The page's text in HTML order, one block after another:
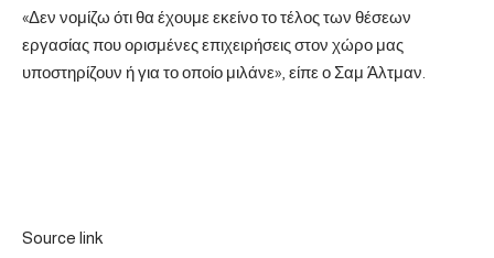
«Δεν νομίζω ότι θα έχουμε εκείνο το τέλος των θέσεων
εργασίας που ορισμένες επιχειρήσεις στον χώρο μας
υποστηρίζουν ή για το οποίο μιλάνε», είπε ο Σαμ Άλτμαν.
Source link